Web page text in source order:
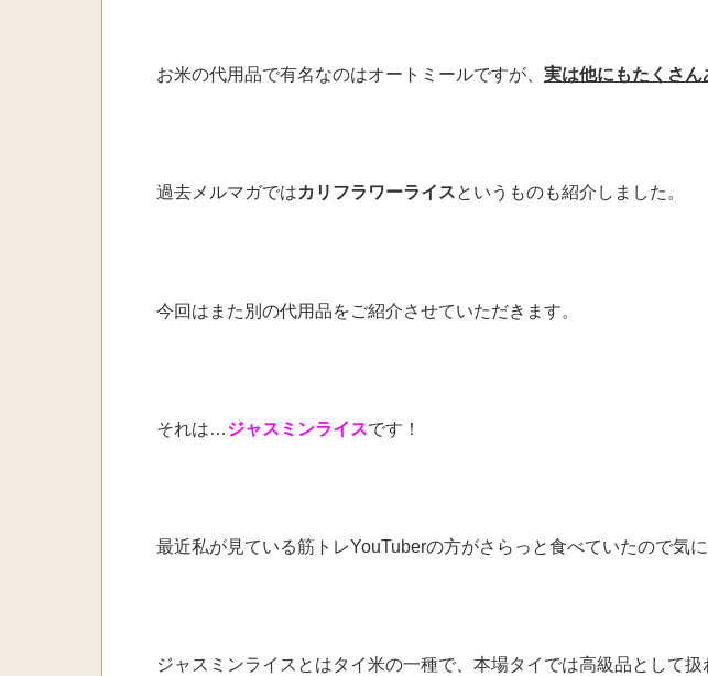
お米の代用品で有名なのはオートミールですが、 実は他にもたくさん
過去メルマガではカリフラワーライスというものも紹介しました。
今回はまた別の代用品をご紹介させていただきます。
それは…ジャスミンライスです！
最近私が見ている筋トレYouTuberの方がさらっと食べていたので気に
ジャスミンライスとはタイ米の一種で、本場タイでは高級品として扱